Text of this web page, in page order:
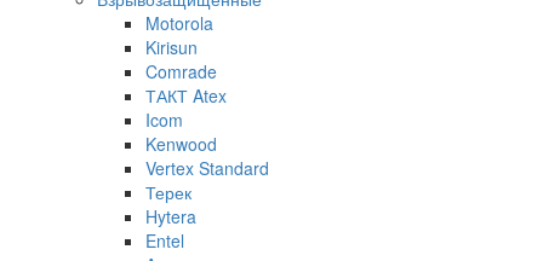
Motorola
Kirisun
Comrade
ТАКТ Atex
Icom
Kenwood
Vertex Standard
Терек
Hytera
Entel